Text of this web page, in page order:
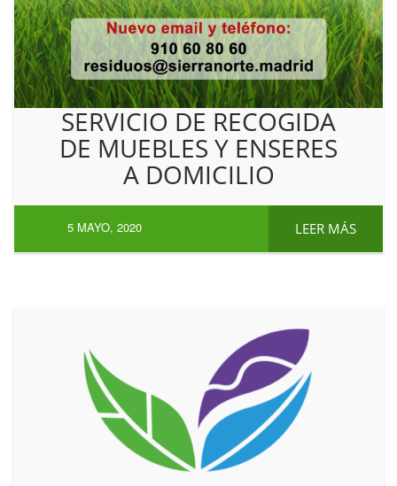
SERVICIO DE RECOGIDA
DE MUEBLES Y ENSERES
A DOMICILIO
LEER MÁS
5 MAYO, 2020